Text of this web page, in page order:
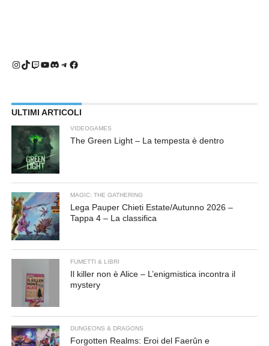
Instagram
TikTok
Twitch
YouTube
Discord
Telegram
Facebook
ULTIMI ARTICOLI
VIDEOGAMES
The Green Light – La tempesta è dentro
MAGIC: THE GATHERING
Lega Pauper Chieti Estate/Autunno 2026 –
Tappa 4 – La classifica
FUMETTI & LIBRI
Il killer non è Alice – L’enigmistica incontra il
mystery
DUNGEONS & DRAGONS
Forgotten Realms: Eroi del Faerûn e